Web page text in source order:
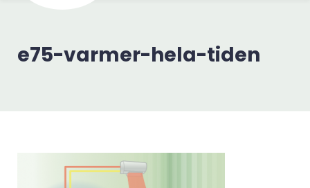
e75-varmer-hela-tiden